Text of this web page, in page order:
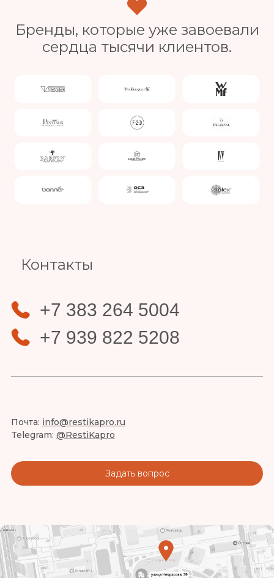
Бренды, которые уже завоевали
сердца тысячи клиентов.
Контакты
+7 383 264 5004
+7 939 822 5208
Почта: info@restikapro.ru
Telegram: @RestiKapro
Задать вопрос